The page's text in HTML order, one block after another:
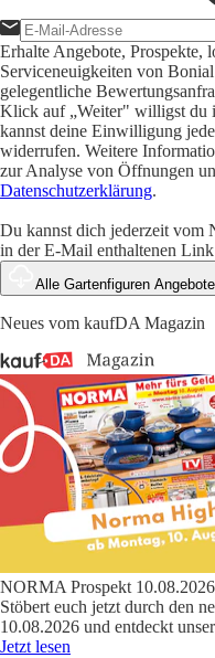
Erhalte Angebote, Prospekte,
Serviceneuigkeiten von
gelegentliche
Klick auf „Weiter" willigst du
kannst deine Einwilligung
widerrufen. Weitere
zur Analyse von Öffnungen
Datenschutzerklärung.
Du kannst dich jederzeit vom
in der E-Mail enthaltenen
Alle Gartenfiguren
Neues vom kaufDA Magazin
NORMA Prospekt
Stöbert euch jetzt durch den
10.08.2026 und entdeckt
Jetzt lesen